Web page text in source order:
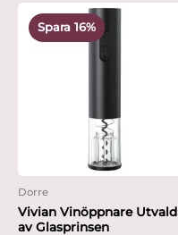
Spara 16%
Dorre
Vivian Vinöppnare Utvald
av Glasprinsen
ursprungliga
Det
nuvarande
priset
249 kr.